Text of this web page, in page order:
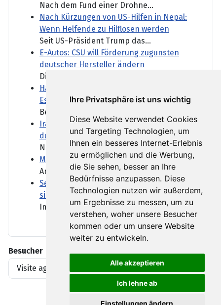
Ihre Privatsphäre ist uns wichtig
Diese Website verwendet Cookies
und Targeting Technologien, um
Ihnen ein besseres Internet-Erlebnis
zu ermöglichen und die Werbung,
die Sie sehen, besser an Ihre
Bedürfnisse anzupassen. Diese
Technologien nutzen wir außerdem,
um Ergebnisse zu messen, um zu
verstehen, woher unsere Besucher
kommen oder um unsere Website
weiter zu entwickeln.
Alle akzeptieren
Ich lehne ab
Einstellungen ändern
Nach dem Fund einer Drohne...
Nach Kürzungen von US-Hilfen in Nepal:
Wenn Helfende zu Hilflosen werden
Seit US-Präsident Trump das...
E-Autos: CSU will Förderung zugunsten
deutscher Hersteller ändern
Die aktuelle...
Haben die USA zu wenig Raketen für eine
Eskalation mit Iran?
Berichte mehrerer Medien...
Iran und Oman einigen sich auf neue Route
durch Straße von Hormus
Nach Angaben aus Teheran...
Marktbericht: DAX beendet Klettertour
Am Morgen hatte der DAX noch...
Senats-Vorwahl in Michigan: El-Sayed
sichert sich Kandidatur für Demokraten
Im US-Bundesstaat Michigan...
Besucher
Visite agli articoli